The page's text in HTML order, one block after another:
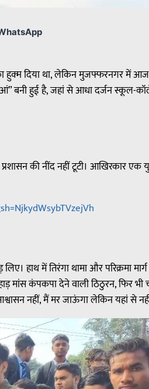
हुक्म दिया था, लेकिन मुजफ्फरनगर में
बनी हुई है, जहां से आधा दर्जन स्कूल-
प्रशासन की नींद नहीं टूटी। आखिरकार
हाथ में तिरंगा थामा और परिक्रमा
मांस कंपकपा देने वाली ठिठुरन, फिर भी
नहीं, मैं मर जाऊंगा लेकिन यहां से